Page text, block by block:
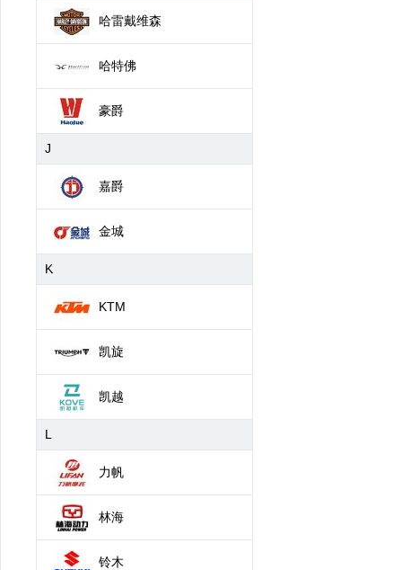
哈雷戴维森
哈特佛
豪爵
J
嘉爵
金城
K
KTM
凯旋
凯越
L
力帆
林海
铃木